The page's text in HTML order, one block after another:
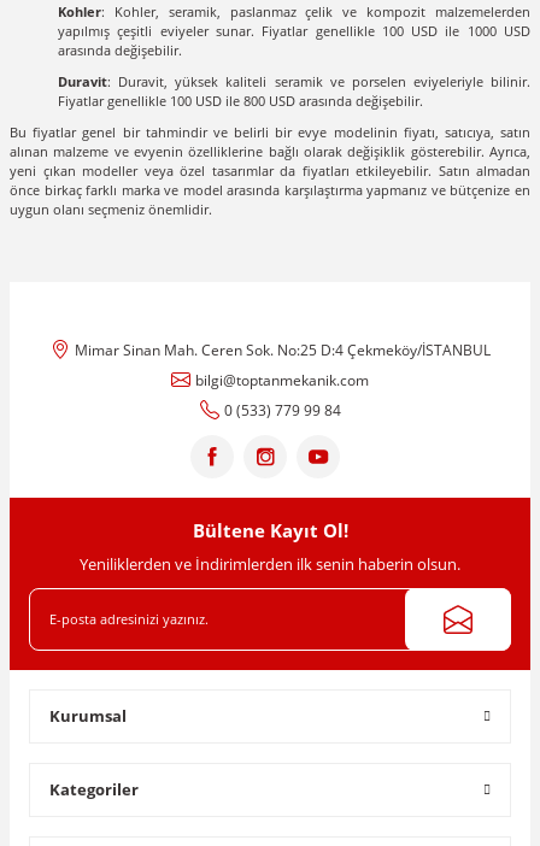
Kohler: Kohler, seramik, paslanmaz çelik ve kompozit malzemelerden
yapılmış çeşitli eviyeler sunar. Fiyatlar genellikle 100 USD ile 1000 USD
arasında değişebilir.
Duravit: Duravit, yüksek kaliteli seramik ve porselen eviyeleriyle bilinir.
Fiyatlar genellikle 100 USD ile 800 USD arasında değişebilir.
Bu fiyatlar genel bir tahmindir ve belirli bir evye modelinin fiyatı, satıcıya, satın
alınan malzeme ve evyenin özelliklerine bağlı olarak değişiklik gösterebilir. Ayrıca,
yeni çıkan modeller veya özel tasarımlar da fiyatları etkileyebilir. Satın almadan
önce birkaç farklı marka ve model arasında karşılaştırma yapmanız ve bütçenize en
uygun olanı seçmeniz önemlidir.
Mimar Sinan Mah. Ceren Sok. No:25 D:4 Çekmeköy/İSTANBUL
bilgi@toptanmekanik.com
0 (533) 779 99 84
Bültene Kayıt Ol!
Yeniliklerden ve İndirimlerden ilk senin haberin olsun.
Kurumsal
Kategoriler